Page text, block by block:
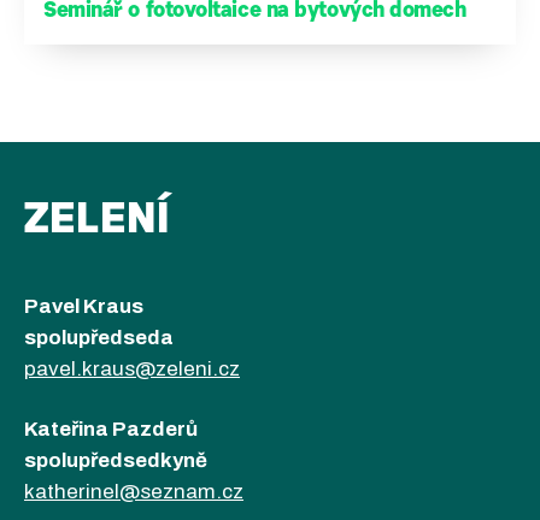
Seminář o fotovoltaice na bytových domech
ZELENÍ
Pavel Kraus
spolupředseda
pavel.kraus@zeleni.cz
Kateřina Pazderů
spolupředsedkyně
katherinel@seznam.cz